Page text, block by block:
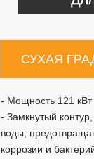
СУХАЯ
- Мощность 121 кВт
- Замкнутый
воды,
коррозии и